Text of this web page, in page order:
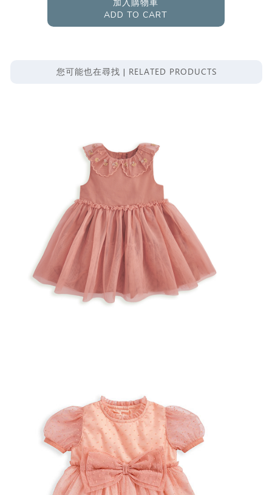
加入購物車
ADD TO CART
您可能也在尋找 | RELATED PRODUCTS